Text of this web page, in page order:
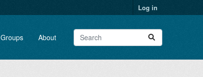
Log in
Groups About